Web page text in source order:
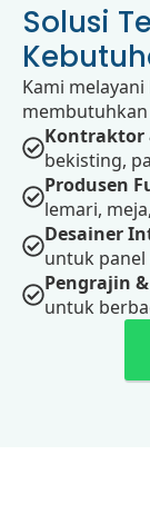
Solusi
Kami
Kontraktor
bekisting,
Produsen
lemari,
Desainer
untuk
Pengrajin
untuk